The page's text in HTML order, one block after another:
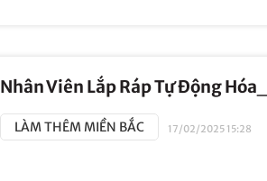
Nhân Viên Lắp Ráp Tự Động
LÀM THÊM MIỀN BẮC 17/02/2025 15:28